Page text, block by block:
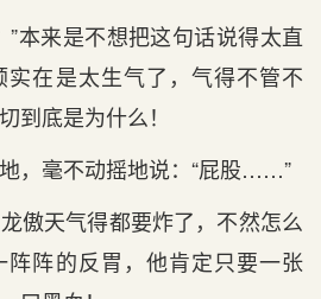
”本来是不想把这句话说得太直
实在是太生气了，气得不管不
到底是为什么！
，毫不动摇地说：“屁股……”
傲天气得都要炸了，不然怎么
阵阵的反胃，他肯定只要一张